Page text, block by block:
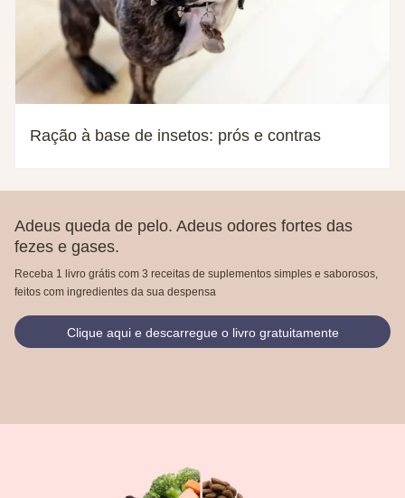
Ração à base de insetos: prós e contras
Adeus queda de pelo. Adeus odores fortes das
fezes e gases.
Receba 1 livro grátis com 3 receitas de suplementos simples e saborosos,
feitos com ingredientes da sua despensa
Clique aqui e descarregue o livro gratuitamente